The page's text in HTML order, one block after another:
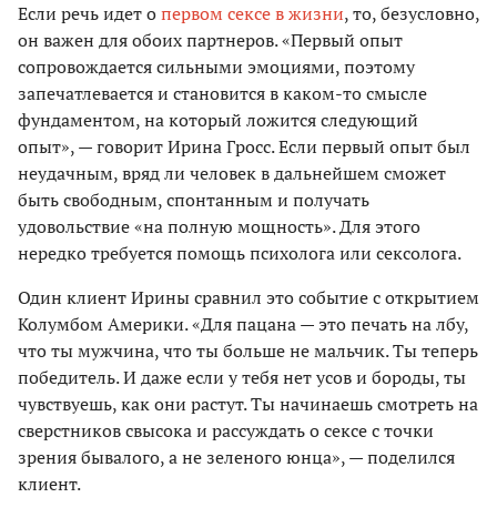
Если речь идет опервом сексе в жизни, то, безусловно,
он важен для обоих партнеров. «Первый опыт
сопровождается сильными эмоциями, поэтому
запечатлевается и становится в каком-то смысле
фундаментом, на который ложится следующий
опыт», — говорит Ирина Гросс. Если первый опыт был
неудачным, вряд ли человек в дальнейшем сможет
быть свободным, спонтанным и получать
удовольствие «на полную мощность». Для этого
нередко требуется помощь психолога или сексолога.
Один клиент Ирины сравнил это событие с открытием
Колумбом Америки. «Для пацана — это печать на лбу,
что ты мужчина, что ты больше не мальчик. Ты теперь
победитель. И даже если у тебя нет усов и бороды, ты
чувствуешь, как они растут. Ты начинаешь смотреть на
сверстников свысока и рассуждать о сексе с точки
зрения бывалого, а не зеленого юнца», — поделился
клиент.